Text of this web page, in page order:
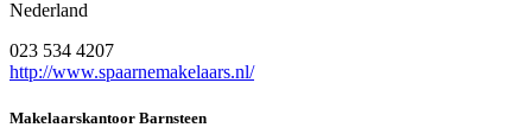
Nederland
023 534 4207
http://www.spaarnemakelaars.nl/
Makelaarskantoor Barnsteen